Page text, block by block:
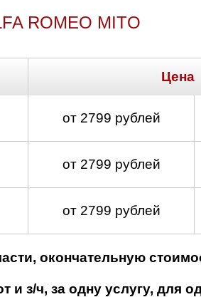
ROMEO MITO
Цена
от 2799 рублей
от 2799 рублей
от 2799 рублей
окончательную
з/ч, за одну услугу, для